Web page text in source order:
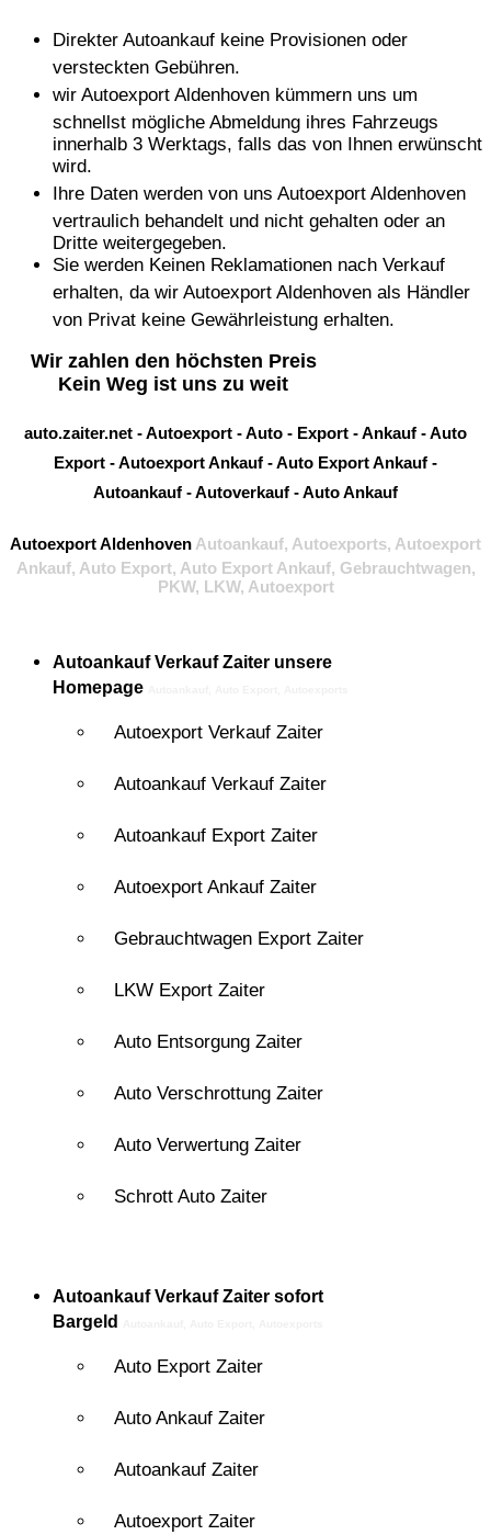
Direkter Autoankauf keine Provisionen oder
versteckten Gebühren.
wir Autoexport Aldenhoven kümmern uns um
schnellst mögliche Abmeldung ihres Fahrzeugs
innerhalb 3 Werktags, falls das von Ihnen erwünscht
wird.
Ihre Daten werden von uns Autoexport Aldenhoven
vertraulich behandelt und nicht gehalten oder an
Dritte weitergegeben.
Sie werden Keinen Reklamationen nach Verkauf
erhalten, da wir Autoexport Aldenhoven als Händler
von Privat keine Gewährleistung erhalten.
Wir zahlen den höchsten Preis
Kein Weg ist uns zu weit
auto.zaiter.net -Autoexport -Auto - Export -Ankauf -Auto
Export -Autoexport Ankauf -Auto Export Ankauf -
Autoankauf -Autoverkauf -Auto Ankauf
Autoexport Aldenhoven Autoankauf, Autoexports, Autoexport
Ankauf, Auto Export, Auto Export Ankauf, Gebrauchtwagen,
PKW, LKW, Autoexport
Autoankauf Verkauf Zaiter unsere
Homepage
Autoexport Verkauf Zaiter
Autoankauf Verkauf Zaiter
Autoankauf Export Zaiter
Autoexport Ankauf Zaiter
Gebrauchtwagen Export Zaiter
LKW Export Zaiter
Auto Entsorgung Zaiter
Auto Verschrottung Zaiter
Auto Verwertung Zaiter
Schrott Auto Zaiter
Autoankauf Verkauf Zaiter sofort
Bargeld
Auto Export Zaiter
Auto Ankauf Zaiter
Autoankauf Zaiter
Autoexport Zaiter